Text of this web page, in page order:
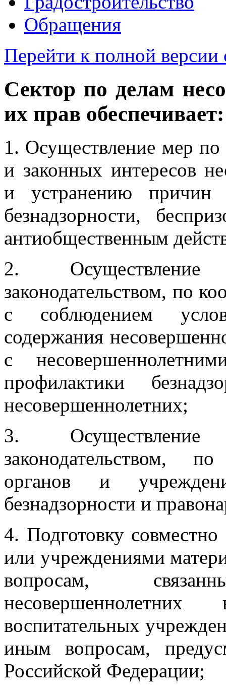
Обращения
Перейти к полной версии
Сектор по делам
их прав обеспечивает:
1. Осуществление мер
и законных интересов
и устранению причин
безнадзорности,
антиобщественным
2. Осуществление
законодательством, по
с соблюдением
содержания
с
профилактики
несовершеннолетних;
3. Осуществление
законодательством,
органов и
безнадзорности и
4. Подготовку
или учреждениями
вопросам,
воспитательных
иным вопросам,
Российской Федерации;